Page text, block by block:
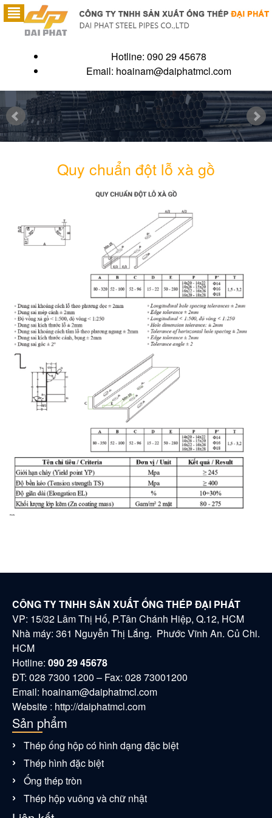
Hotline: 090 29 45678
Email: hoainam@daiphatmcl.com
Quy chuẩn đột lỗ xà gồ
CÔNG TY TNHH SẢN XUẤT ỐNG THÉP ĐẠI PHÁT
VP: 15/32 Lâm Thị Hố, P.Tân Chánh Hiệp, Q.12, HCM
Nhà máy: 361 Nguyễn Thị Lắng. Phước Vĩnh An. Củ Chi.
HCM
Hotline: 090 29 45678
ĐT: 028 7300 1200 – Fax: 028 73001200
Email: hoainam@daiphatmcl.com
Website : http://daiphatmcl.com
Sản phẩm
Thép ống hộp có hình dạng đặc biệt
Thép hình đặc biệt
Ống thép tròn
Thép hộp vuông và chữ nhật